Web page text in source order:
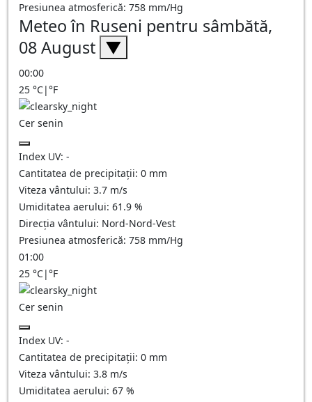
Presiunea atmosferică: 758 mm/Hg
Meteo în Ruseni pentru sâmbătă,
08 August ▼
00:00
25 °C|°F
Cer senin
Index UV: -
Cantitatea de precipitații: 0 mm
Viteza vântului: 3.7 m/s
Umiditatea aerului: 61.9 %
Direcția vântului: Nord-Nord-Vest
Presiunea atmosferică: 758 mm/Hg
01:00
25 °C|°F
Cer senin
Index UV: -
Cantitatea de precipitații: 0 mm
Viteza vântului: 3.8 m/s
Umiditatea aerului: 67 %